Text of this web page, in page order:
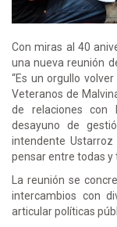
Con miras al 40
una nueva reunión
“Es un orgullo
Veteranos de
de relaciones con
desayuno de
intendente
pensar entre todas y
La reunión se
intercambios con
articular políticas